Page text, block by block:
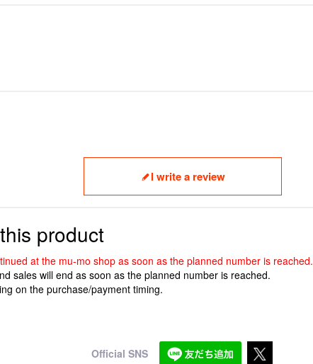
I write a review
product
at the mu-mo shop as soon as the planned number is
sales will end as soon as the planned number is reached.
on the purchase/payment timing.
Official SNS